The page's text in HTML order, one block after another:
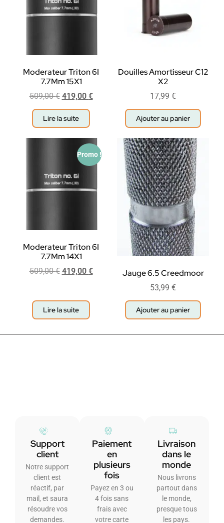
Moderateur Triton 6I
7.7Mm 15X1
509,00€ 419,00 €
Lire la suite
Douilles Amortisseur C12
X2
17,99 €
Ajouter au panier
Promo !
Moderateur Triton 6I
7.7Mm 14X1
509,00€ 419,00 €
Lire la suite
Jauge 6.5 Creedmoor
53,99 €
Ajouter au panier
Support
client
Notre support
client est
réactif, par
mail, et saura
résoudre vos
demandes.
Paiement
en
plusieurs
fois
Payez en 3 ou
4 fois sans
frais avec
votre carte
Livraison
dans le
monde
Nous livrons
partout dans
le monde,
presque tous
les pays.